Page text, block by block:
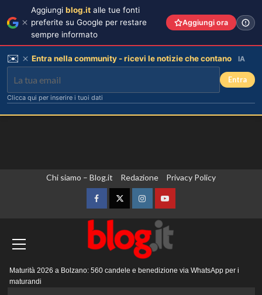
Chi siamo – Blog.it Redazione Privacy Policy
FacebookTwitterInstagramYouTube
Menu
principale
Maturità 2026 a Bolzano: 560 candele e benedizione via WhatsApp per i
maturandi
Aggiungi blog.it alle tue fonti
preferite su Google per restare
sempre informato
Aggiungi ora
✉️ Entra nella community - ricevi le notizie che contano IA
Entra
Clicca qui per inserire i tuoi dati